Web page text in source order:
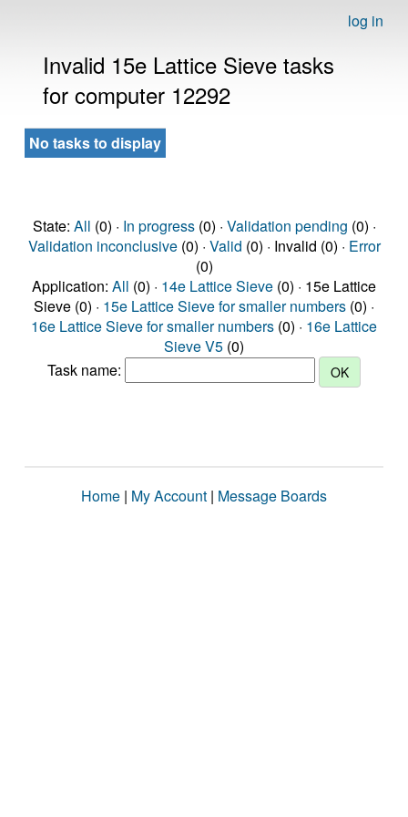
log in
Invalid 15e Lattice Sieve tasks
for computer 12292
No tasks to display
State: All (0) · In progress(0) · Validation pending (0) ·
Validation inconclusive(0) · Valid (0) · Invalid (0) · Error
(0)
Application: All (0) · 14e Lattice Sieve (0) · 15e Lattice
Sieve (0) · 15e Lattice Sieve for smaller numbers (0) ·
16e Lattice Sieve for smaller numbers (0) · 16e Lattice
Sieve V5 (0)
Task name:
Home | My Account | Message Boards